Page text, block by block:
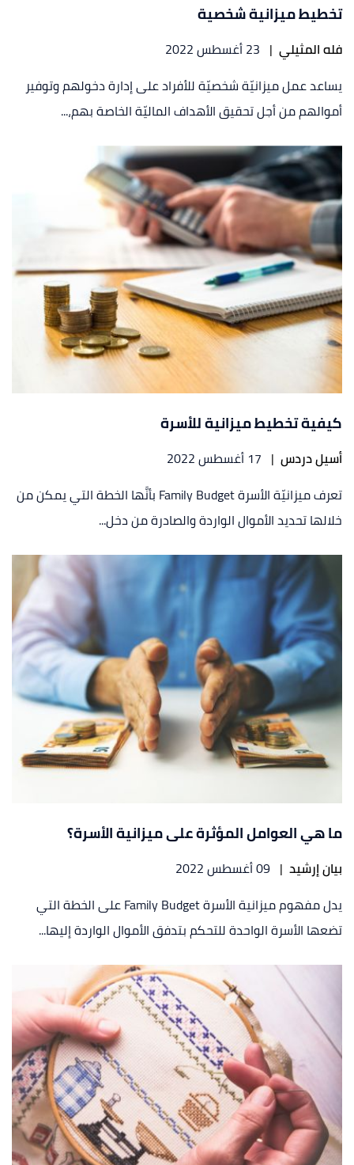
تخطيط ميزانية شخصية
فله المثيلي | 23 أغسطس 2022
يساعد عمل ميزانيّة شخصيّة للأفراد على إدارة دخولهم وتوفير
أموالهم من أجل تحقيق الأهداف الماليّة الخاصة بهم،...
كيفية تخطيط ميزانية للأسرة
أسيل دردس | 17 أغسطس 2022
تعرف ميزانيّة الأسرة Family Budget بأنَّها الخطة التي يمكن من
خلالها تحديد الأموال الواردة والصادرة من دخل...
ما هي العوامل المؤثرة على ميزانية الأسرة؟
بيان إرشيد | 09 أغسطس 2022
يدل مفهوم ميزانية الأسرة Family Budget على الخطة التي
تضعها الأسرة الواحدة للتحكم بتدفق الأموال الواردة إليها...